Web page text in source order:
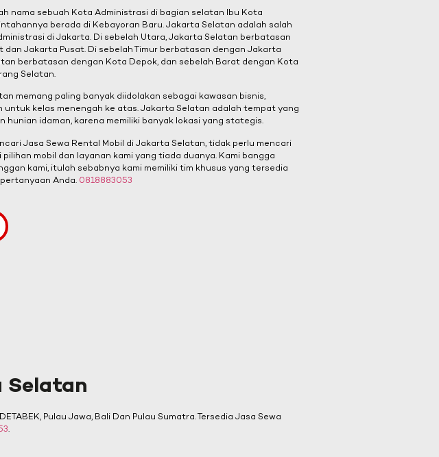
nama sebuah Kota Administrasi di bagian selatan Ibu Kota
berada di Kebayoran Baru. Jakarta Selatan adalah salah
di Jakarta. Di sebelah Utara, Jakarta Selatan berbatasan
dan Jakarta Pusat. Di sebelah Timur berbatasan dengan Jakarta
berbatasan dengan Kota Depok, dan sebelah Barat dengan Kota
Selatan.
memang paling banyak diidolakan sebagai kawasan bisnis,
untuk kelas menengah ke atas. Jakarta Selatan adalah tempat yang
hunian idaman, karena memiliki banyak lokasi yang stategis.
Jasa Sewa Rental Mobil di Jakarta Selatan, tidak perlu mencari
pilihan mobil dan layanan kami yang tiada duanya. Kami bangga
kami, itulah sebabnya kami memiliki tim khusus yang tersedia
Anda. 0818883053
Selatan
Pulau Jawa, Bali Dan Pulau Sumatra. Tersedia Jasa Sewa
.